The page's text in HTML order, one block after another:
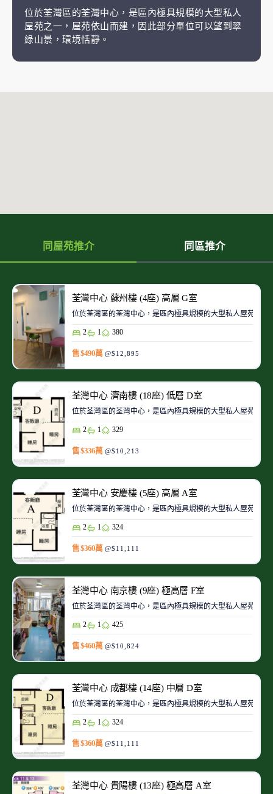
位於荃灣區的荃灣中心，是區內極具規模的大型私人
屋苑之一，屋苑依山而建，因此部分單位可以望到翠
綠山景，環境恬靜。
同屋苑推介 同區推介
荃灣中心 蘇州樓 (4座) 高層 G室
位於荃灣區的荃灣中心，是區內極具規模的大型私人屋苑之
2 1 380
售 $490萬 @$12,895
荃灣中心 濟南樓 (18座) 低層 D室
位於荃灣區的荃灣中心，是區內極具規模的大型私人屋苑之
2 1 329
售 $336萬 @$10,213
荃灣中心 安慶樓 (5座) 高層 A室
位於荃灣區的荃灣中心，是區內極具規模的大型私人屋苑之
2 1 324
售 $360萬 @$11,111
荃灣中心 南京樓 (9座) 極高層 F室
位於荃灣區的荃灣中心，是區內極具規模的大型私人屋苑之
2 1 425
售 $460萬 @$10,824
荃灣中心 成都樓 (14座) 中層 D室
位於荃灣區的荃灣中心，是區內極具規模的大型私人屋苑之
2 1 324
售 $360萬 @$11,111
荃灣中心 貴陽樓 (13座) 極高層 A室